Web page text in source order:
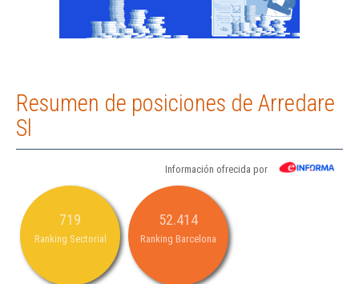
Resumen de posiciones de Arredare
Sl
Información ofrecida por
719
Ranking Sectorial
52.414
Ranking Barcelona